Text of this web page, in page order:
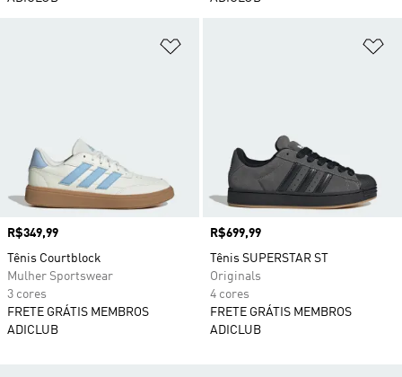
Preço
R$349,99
Tênis Courtblock
Mulher Sportswear
3 cores
FRETE GRÁTIS MEMBROS
ADICLUB
Preço
R$699,99
Tênis SUPERSTAR ST
Originals
4 cores
FRETE GRÁTIS MEMBROS
ADICLUB